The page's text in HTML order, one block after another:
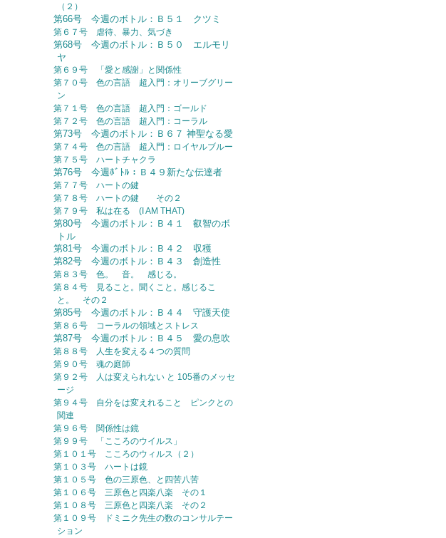
（２）
第66号 今週のボトル：Ｂ５１ クツミ
第６７号 虐待、暴力、気づき
第68号 今週のボトル：Ｂ５０ エルモリ
ヤ
第６９号 「愛と感謝」と関係性
第７０号 色の言語 超入門：オリーブグリー
ン
第７１号 色の言語 超入門：ゴールド
第７２号 色の言語 超入門：コーラル
第73号 今週のボトル：Ｂ６７ 神聖なる愛
第７４号 色の言語 超入門：ロイヤルブルー
第７５号 ハートチャクラ
第76号 今週ﾎﾞﾄﾙ：Ｂ４９新たな伝達者
第７７号 ハートの鍵
第７８号 ハートの鍵 その２
第７９号 私は在る (I AM THAT)
第80号 今週のボトル：Ｂ４１ 叡智のボ
トル
第81号 今週のボトル：Ｂ４２ 収穫
第82号 今週のボトル：Ｂ４３ 創造性
第８３号 色。 音。 感じる。
第８４号 見ること。聞くこと。感じるこ
と。 その２
第85号 今週のボトル：Ｂ４４ 守護天使
第８６号 コーラルの領域とストレス
第87号 今週のボトル：Ｂ４５ 愛の息吹
第８８号 人生を変える４つの質問
第９０号 魂の庭師
第９２号 人は変えられない と 105番のメッセ
ージ
第９４号 自分をは変えれること ピンクとの
関連
第９６号 関係性は鏡
第９９号 「こころのウイルス」
第１０１号 こころのウィルス（２）
第１０３号 ハートは鏡
第１０５号 色の三原色、と四苦八苦
第１０６号 三原色と四楽八楽 その１
第１０８号 三原色と四楽八楽 その２
第１０９号 ドミニク先生の数のコンサルテー
ション